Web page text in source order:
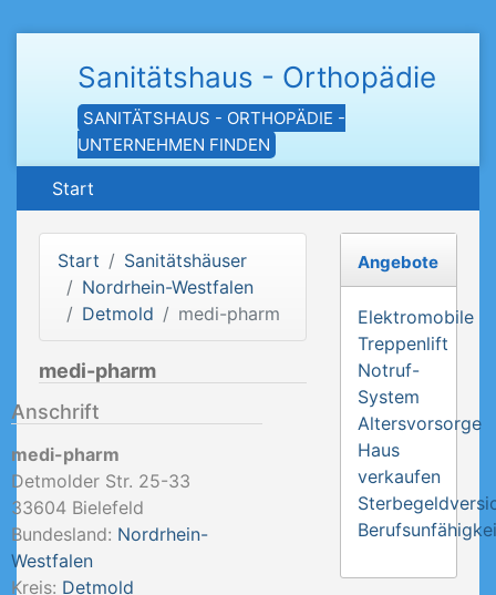
Sanitätshaus - Orthopädie
SANITÄTSHAUS - ORTHOPÄDIE -
UNTERNEHMEN FINDEN
Start
Start
Sanitätshäuser
Nordrhein-Westfalen
Detmold
medi-pharm
medi-pharm
Anschrift
medi-pharm
Detmolder Str. 25-33
33604 Bielefeld
Bundesland: Nordrhein-
Westfalen
Kreis: Detmold
Angebote
Elektromobile
Treppenlift
Notruf-
System
Altersvorsorge
Haus
verkaufen